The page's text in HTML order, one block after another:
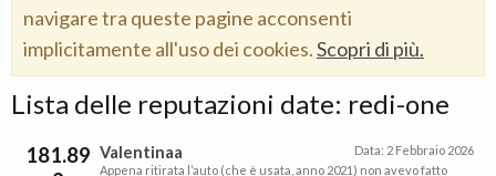
navigare tra queste pagine acconsenti
implicitamente all'uso dei cookies.Scopri di più.
Lista delle reputazioni date: redi-one
181.89
Data: 2 Febbraio 2026
Valentinaa
Appena ritirata l’auto (che è usata, anno 2021) non avevo fatto